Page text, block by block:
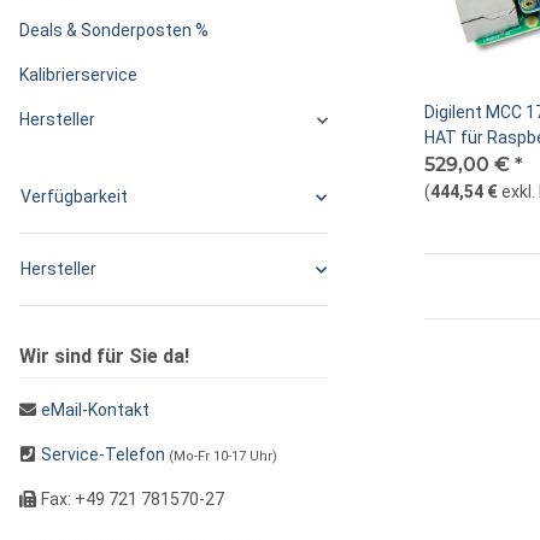
Digilent MCC
HAT für
mit Koaxialkabel
529,00 € *
(444,54 €exkl.
Deals & Sonderposten %
Kalibrierservice
Hersteller
Verfügbarkeit
Hersteller
Wir sind für Sie da!
eMail-Kontakt
Service-Telefon (Mo-Fr 10-17 Uhr)
Fax: +49 721 781570-27